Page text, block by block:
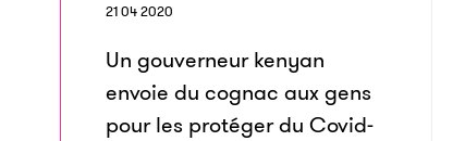
21 04 2020
Un gouverneur kenyan
envoie du cognac aux gens
pour les protéger du Covid-